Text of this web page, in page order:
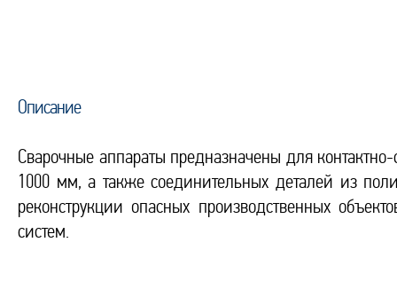
Описание
Сварочные аппараты предназначены для
1000 мм, а также соединительных деталей из
реконcтрукции опасных производственных
систем.